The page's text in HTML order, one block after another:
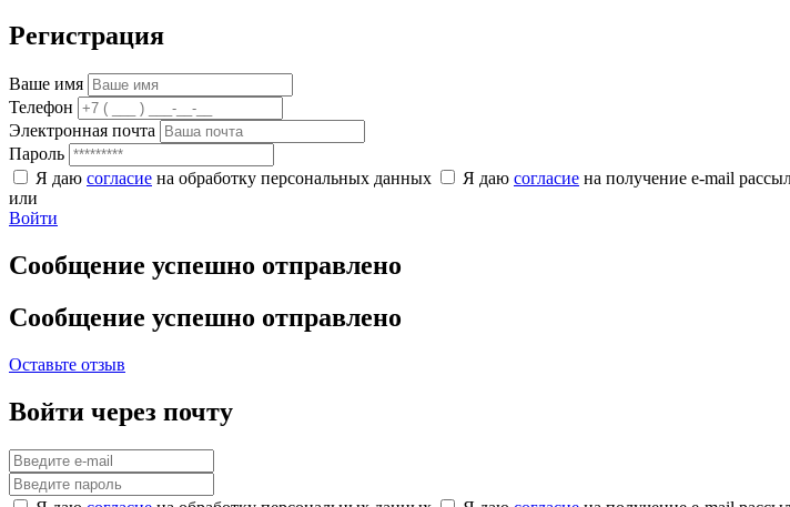
Регистрация
Ваше имя
Телефон
Электронная почта
Пароль
Я даю согласие на обработку персональных данных Я даю согласие на получение e-mail
или
Войти
Сообщение успешно отправлено
Сообщение успешно отправлено
Оставьте отзыв
Войти через почту